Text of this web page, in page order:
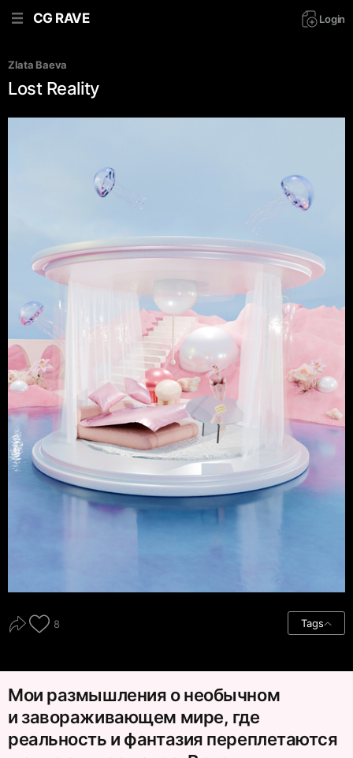
CG RAVE Login
Zlata Baeva
Lost Reality
8 Tags
Мои размышления о необычном
и завораживающем мире, где
реальность и фантазия переплетаются